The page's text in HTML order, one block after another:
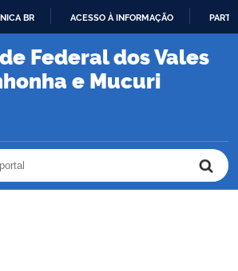
PARA
CONTEÚDO
BR ACESSO À INFORMAÇÃO
Federal dos Vales
e Mucuri